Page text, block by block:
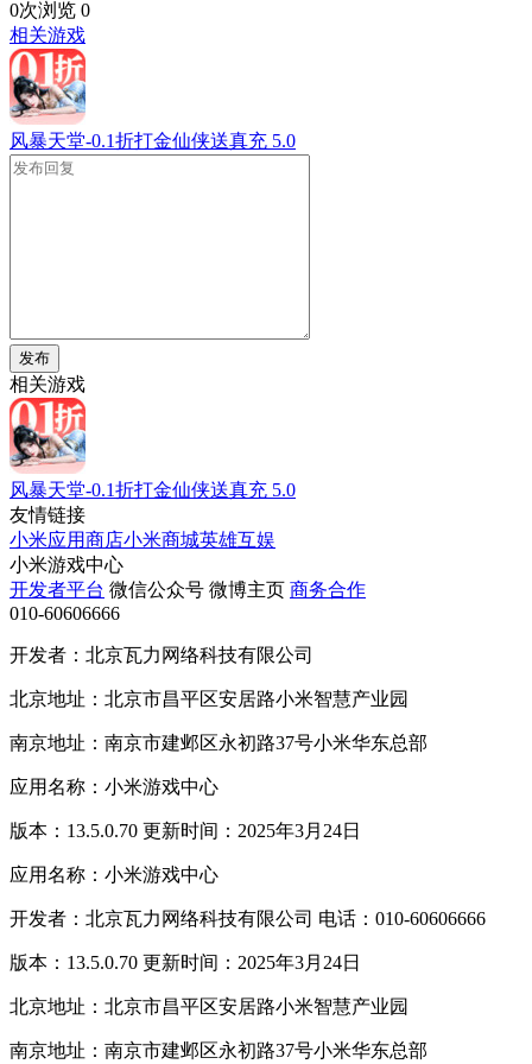
0次浏览 0
相关游戏
风暴天堂-0.1折打金仙侠送真充 5.0
发布
相关游戏
风暴天堂-0.1折打金仙侠送真充 5.0
友情链接
小米应用商店小米商城英雄互娱
小米游戏中心
开发者平台 微信公众号 微博主页 商务合作
010-60606666
开发者：北京瓦力网络科技有限公司
北京地址：北京市昌平区安居路小米智慧产业园
南京地址：南京市建邺区永初路37号小米华东总部
应用名称：小米游戏中心
版本：13.5.0.70 更新时间：2025年3月24日
应用名称：小米游戏中心
开发者：北京瓦力网络科技有限公司 电话：010-60606666
版本：13.5.0.70 更新时间：2025年3月24日
北京地址：北京市昌平区安居路小米智慧产业园
南京地址：南京市建邺区永初路37号小米华东总部